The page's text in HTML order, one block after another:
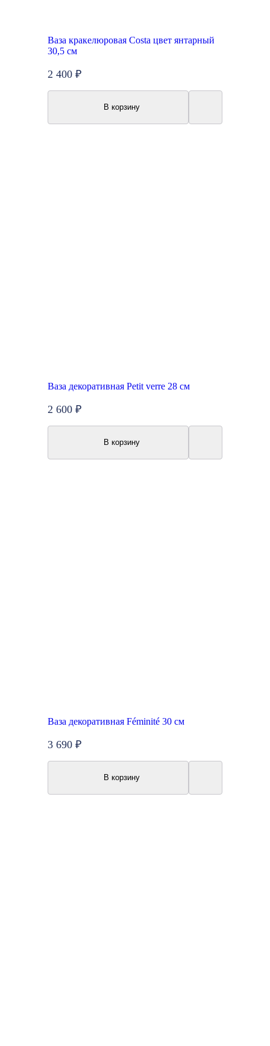
Ваза кракелюровая Costa цвет янтарный
30,5 см
2 400 ₽
В корзину
Ваза декоративная Petit verre 28 см
2 600 ₽
В корзину
Ваза декоративная Féminité 30 см
3 690 ₽
В корзину